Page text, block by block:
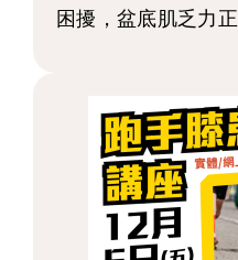
困擾，盆底肌乏力